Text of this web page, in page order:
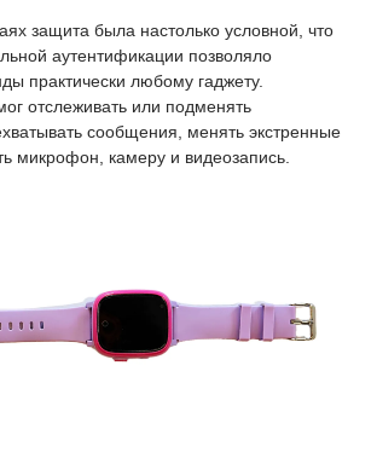
защита была настолько условной, что
аутентификации позволяло
практически любому гаджету.
отслеживать или подменять
сообщения, менять экстренные
микрофон, камеру и видеозапись.